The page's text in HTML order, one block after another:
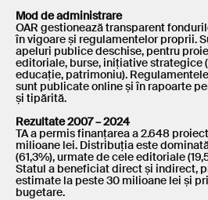
Mod de administrare
OAR gestionează transparent
în vigoare și regulamentelor proprii.
apeluri publice deschise, pentru
editoriale, burse, inițiative strategice
educație, patrimoniu).
sunt publicate online și în rapoarte
și tipărită.
Rezultate 2007 – 2024
TA a permis finanțarea a 2.648
milioane lei. Distribuția este
(61,3%), urmate de cele editoriale
Statul a beneficiat direct și indirect,
estimate la peste 30 milioane lei și
bugetare.